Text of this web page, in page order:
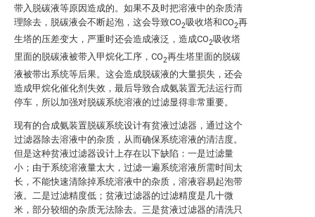
带入脱碳液等原因造成的。如果不及时把溶液中的杂质清
理除去，脱碳液会不断起泡，这会导致CO2吸收塔和CO2再
生塔的压差变大，严重时还会造成液泛，造成CO2吸收塔
里面的脱碳液被带入甲烷化工序，CO2再生塔里面的脱碳
液被带出系统等后果。这会造成脱碳液的大量损失，还会
造成甲烷化催化剂失效，最后导致合成氨装置无法运行而
停车，所以加强对脱碳系统溶液的过滤显得非常重要。
现有的合成氨装置脱碳系统设计有贫液过滤器，通过这个
过滤器除去溶液中的杂质，从而确保系统溶液的清洁度。
但是这种贫液过滤器设计上存在以下缺陷：一是过滤量
小；由于系统溶液量太大，过滤一遍系统溶液所需时间太
长，不能快速清除掉系统溶液中的杂质，溶液容易起泡带
液。二是过滤精度低；贫液过滤器的过滤精度是几十微
米，部分较细的杂质无法除去。三是贫液过滤器的清洗只